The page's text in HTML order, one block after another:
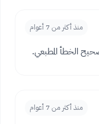
منذ أكثر من 7 أعوام
الخطأ المطبعي.
منذ أكثر من 7 أعوام